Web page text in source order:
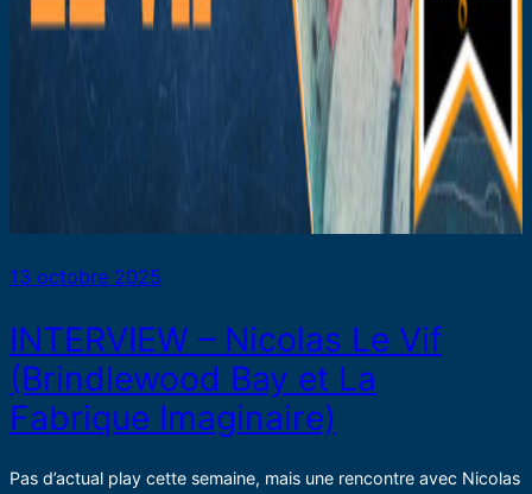
13 octobre 2025
INTERVIEW – Nicolas Le Vif
(Brindlewood Bay et La
Fabrique Imaginaire)
Pas d’actual play cette semaine, mais une rencontre avec Nicolas